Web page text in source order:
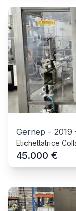
Gernep - 2019
Etichettatrice
45.000 €